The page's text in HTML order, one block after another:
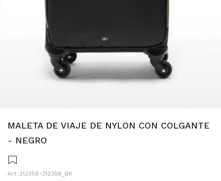
MALETA DE VIAJE DE NYLON CON COLGANTE
- NEGRO
212358-212358_BK